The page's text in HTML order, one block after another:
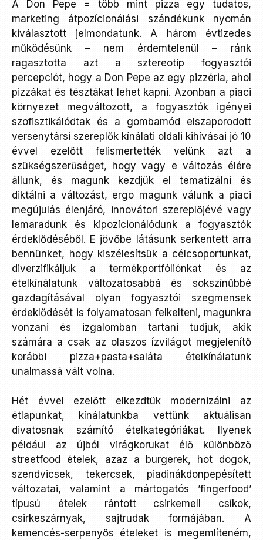
A Don Pepe = több mint pizza egy tudatos,
marketing átpozícionálási szándékunk nyomán
kiválasztott jelmondatunk. A három évtizedes
működésünk – nem érdemtelenül – ránk
ragasztotta azt a sztereotip fogyasztói
percepciót, hogy a Don Pepe az egy pizzéria, ahol
pizzákat és tésztákat lehet kapni. Azonban a piaci
környezet megváltozott, a fogyasztók igényei
szofisztikálódtak és a gombamód elszaporodott
versenytársi szereplők kínálati oldali kihívásai jó 10
évvel ezelőtt felismertették velünk azt a
szükségszerűséget, hogy vagy e változás élére
állunk, és magunk kezdjük el tematizálni és
diktálni a változást, ergo magunk válunk a piaci
megújulás élenjáró, innovátori szereplőjévé vagy
lemaradunk és kipozícionálódunk a fogyasztók
érdeklődéséből. E jövőbe látásunk serkentett arra
bennünket, hogy kiszélesítsük a célcsoportunkat,
diverzifikáljuk a termékportfóliónkat és az
ételkínálatunk változatosabbá és sokszínűbbé
gazdagításával olyan fogyasztói szegmensek
érdeklődését is folyamatosan felkelteni, magunkra
vonzani és izgalomban tartani tudjuk, akik
számára a csak az olaszos ízvilágot megjelenítő
korábbi pizza+pasta+saláta ételkínálatunk
unalmassá vált volna.
Hét évvel ezelőtt elkezdtük modernizálni az
étlapunkat, kínálatunkba vettünk aktuálisan
divatosnak számító ételkategóriákat. Ilyenek
például az újból virágkorukat élő különböző
streetfood ételek, azaz a burgerek, hot dogok,
szendvicsek, tekercsek, piadinákdonpepésített
változatai, valamint a mártogatós ’fingerfood’
típusú ételek rántott csirkemell csíkok,
csirkeszárnyak, sajtrudak formájában. A
kemencés-serpenyős ételeket is megemlíteném,